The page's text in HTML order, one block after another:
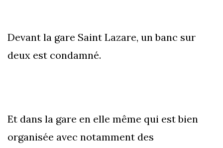
Devant la gare Saint Lazare, un banc sur
deux est condamné.
Et dans la gare en elle même qui est bien
organisée avec notamment des